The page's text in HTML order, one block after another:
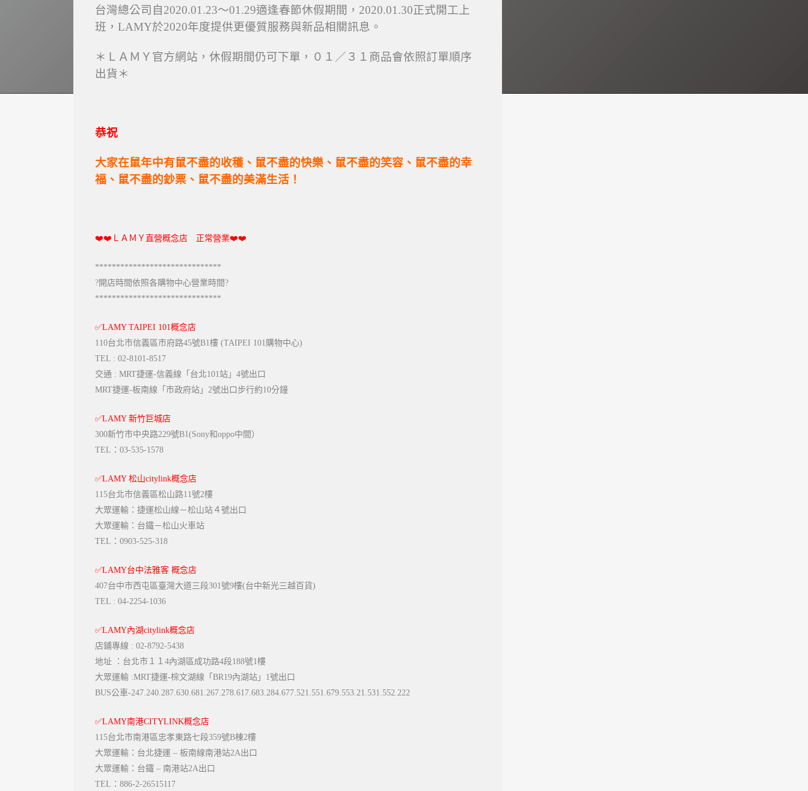
台灣總公司自2020.01.23～01.29適逢春節休假期間，2020.01.30正式開工上
班，LAMY於2020年度提供更優質服務與新品相關訊息。
＊ＬＡＭＹ官方網站，休假期間仍可下單，０１／３１商品會依照訂單順序
出貨＊
恭祝
大家在鼠年中有鼠不盡的收穫、鼠不盡的快樂、 鼠不盡的笑容、鼠不盡的幸
福、鼠不盡的鈔票、 鼠不盡的美滿生活！
❤️❤️ＬＡＭＹ直營概念店 正常營業❤️❤️
******************************
?開店時間依照各購物中心營業時間?
******************************
✅LAMY TAIPEI 101概念店
110台北市信義區市府路45號B1樓 (TAIPEI 101購物中心)
TEL : 02-8101-8517
交通 : MRT捷運-信義線「台北101站」4號出口
MRT捷運-板南線「市政府站」2號出口步行約10分鐘
✅LAMY 新竹巨城店
300新竹市中央路229號B1(Sony和oppo中間）
TEL：03-535-1578
✅LAMY 松山citylink概念店
115台北市信義區松山路11號2樓
大眾運輸：捷運松山線－松山站４號出口
大眾運輸：台鐵－松山火車站
TEL：0903-525-318
✅LAMY台中法雅客 概念店
407台中市西屯區臺灣大道三段301號9樓(台中新光三越百貨)
TEL : 04-2254-1036
✅LAMY內湖citylink概念店
店鋪專線 : 02-8792-5438
地址 ：台北市１１4內湖區成功路4段188號1樓
大眾運輸 :MRT捷運-棕文湖線「BR19內湖站」1號出口
BUS公車-247.240.287.630.681.267.278.617.683.284.677.521.551.679.553.21.531.552.222
✅LAMY南港CITYLINK概念店
115台北市南港區忠孝東路七段359號B棟2樓
大眾運輸：台北捷運 – 板南線南港站2A出口
大眾運輸：台鐵 – 南港站2A出口
TEL：886-2-26515117